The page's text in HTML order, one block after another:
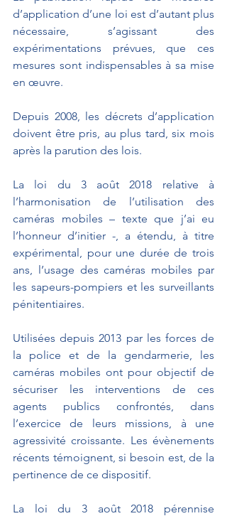
d’application d’une loi est d’autant plus
nécessaire, s’agissant des
expérimentations prévues, que ces
mesures sont indispensables à sa mise
en œuvre.
Depuis 2008, les décrets d’application
doivent être pris, au plus tard, six mois
après la parution des lois.
La loi du 3 août 2018 relative à
l’harmonisation de l’utilisation des
caméras mobiles – texte que j’ai eu
l’honneur d’initier -, a étendu, à titre
expérimental, pour une durée de trois
ans, l’usage des caméras mobiles par
les sapeurs-pompiers et les surveillants
pénitentiaires.
Utilisées depuis 2013 par les forces de
la police et de la gendarmerie, les
caméras mobiles ont pour objectif de
sécuriser les interventions de ces
agents publics confrontés, dans
l’exercice de leurs missions, à une
agressivité croissante. Les évènements
récents témoignent, si besoin est, de la
pertinence de ce dispositif.
La loi du 3 août 2018 pérennise